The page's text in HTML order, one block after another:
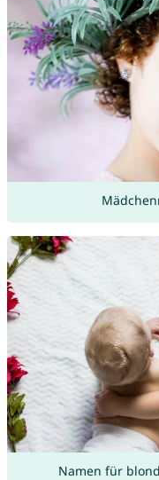
Namen für